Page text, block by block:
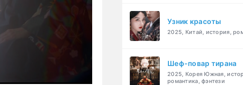
Узник красоты
2025, Китай, история,
Шеф-повар тирана
2025, Корея Южная,
романтика, фэнтези